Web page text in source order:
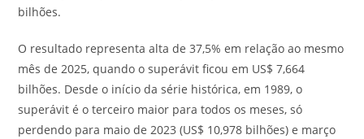
bilhões.
O resultado representa alta de 37,5% em relação ao mesmo
mês de 2025, quando o superávit ficou em US$ 7,664
bilhões. Desde o início da série histórica, em 1989, o
superávit é o terceiro maior para todos os meses, só
perdendo para maio de 2023 (US$ 10,978 bilhões) e março